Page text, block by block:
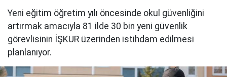
Yeni eğitim öğretim yılı öncesinde okul güvenliğini
artırmak amacıyla 81 ilde 30 bin yeni güvenlik
görevlisinin İŞKUR üzerinden istihdam edilmesi
planlanıyor.